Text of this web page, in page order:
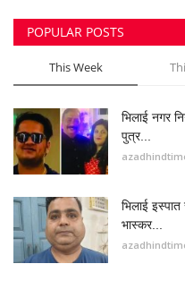
POPULAR POSTS
This Week
भिलाई नगर
पुत्र...
भिलाई
भास्कर...